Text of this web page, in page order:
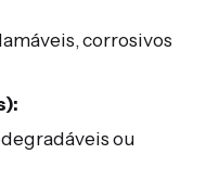
corrosivos
ou